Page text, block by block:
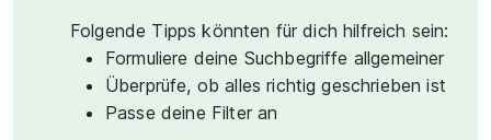
Folgende Tipps könnten für dich hilfreich sein:
Formuliere deine Suchbegriffe allgemeiner
Überprüfe, ob alles richtig geschrieben ist
Passe deine Filter an